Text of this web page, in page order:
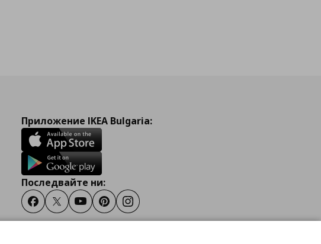
Приложение IKEA Bulgaria:
Последвайте ни:
FacebookTwitterYoutubePinterestInstagram